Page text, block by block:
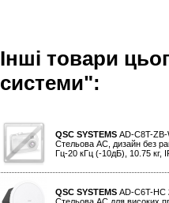
Інші товари
системи":
QSC SYSTEMS AD-C8T-
Стельова АС, дизайн без
Гц-20 кГц (-10дБ), 10.75 кг,
QSC SYSTEMS AD-C6T-HC